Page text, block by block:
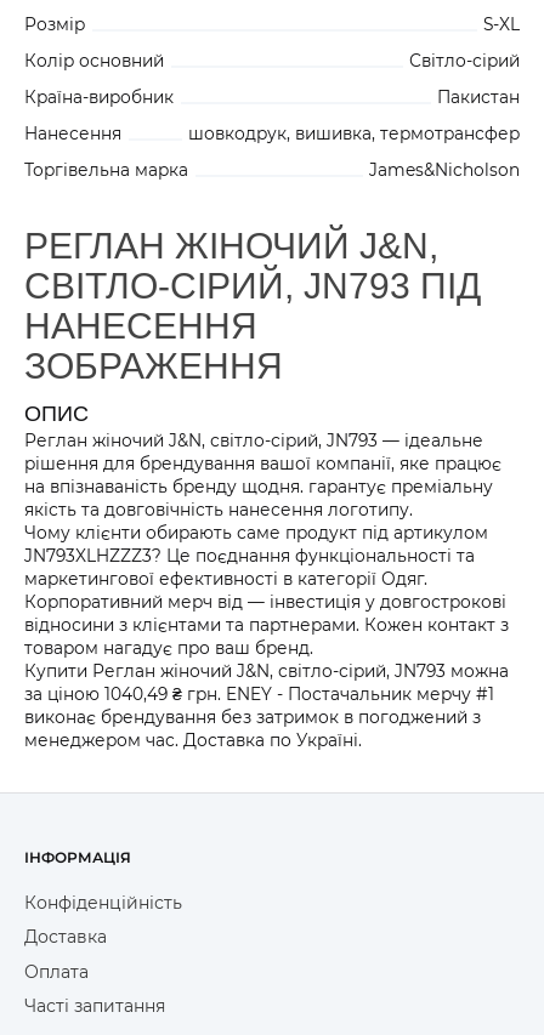
Розмір
S-XL
Колір основний
Світло-сірий
Країна-виробник
Пакистан
Нанесення
шовкодрук, вишивка, термотрансфер
Торгівельна марка
James&Nicholson
РЕГЛАН ЖІНОЧИЙ J&N,
СВІТЛО-СІРИЙ, JN793 ПІД
НАНЕСЕННЯ
ЗОБРАЖЕННЯ
ОПИС
Реглан жіночий J&N, світло-сірий, JN793 — ідеальне
рішення для брендування вашої компанії, яке працює
на впізнаваність бренду щодня. гарантує преміальну
якість та довговічність нанесення логотипу.
Чому клієнти обирають саме продукт під артикулом
JN793XLHZZZ3? Це поєднання функціональності та
маркетингової ефективності в категорії Одяг.
Корпоративний мерч від — інвестиція у довгострокові
відносини з клієнтами та партнерами. Кожен контакт з
товаром нагадує про ваш бренд.
Купити Реглан жіночий J&N, світло-сірий, JN793 можна
за ціною 1040,49 ₴ грн. ENEY - Постачальник мерчу #1
виконає брендування без затримок в погоджений з
менеджером час. Доставка по Україні.
ІНФОРМАЦІЯ
Конфіденційність
Доставка
Оплата
Часті запитання